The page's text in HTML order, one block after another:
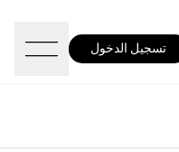
تسجيل الدخول